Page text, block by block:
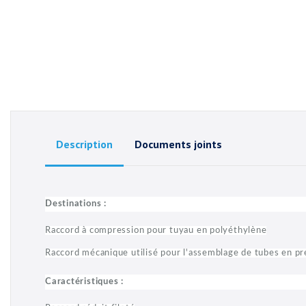
Description Documents joints
Destinations :
Raccord à compression pour tuyau en polyéthylène
Raccord mécanique utilisé pour l'assemblage de tubes en
Caractéristiques :